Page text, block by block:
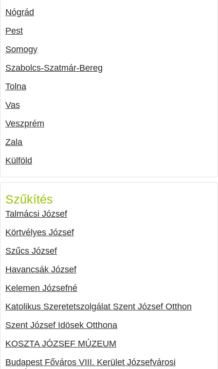
Nógrád
Pest
Somogy
Szabolcs-Szatmár-Bereg
Tolna
Vas
Veszprém
Zala
Külföld
Szűkítés
Talmácsi József
Körtvélyes József
Szűcs József
Havancsák József
Kelemen Józsefné
Katolikus Szeretetszolgálat Szent József Otthon
Szent József Idösek Otthona
KOSZTA JÓZSEF MÚZEUM
Budapest Főváros VIII. Kerület Józsefvárosi